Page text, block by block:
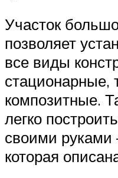
Участок
позволяет
все виды
стационарные,
композитные.
легко
своими руками
которая